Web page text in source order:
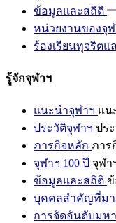
ข้อมูลและสถิติ
หน่วยงานของจุฬ
ร้องเรียนทุจริต
รู้จักจุฬาฯ
แนะนำจุฬาฯ แน
ประวัติจุฬาฯ ปร
ภารกิจหลัก ภาร
จุฬาฯ 100 ปี จุฬา
ข้อมูลและสถิติ ข้
บุคคลสำคัญที่มา
การจัดอันดับมห